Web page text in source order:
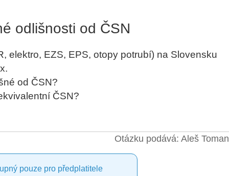
odlišnosti od ČSN
elektro, EZS, EPS, otopy potrubí) na Slovensku
od ČSN?
ČSN?
Otázku podává: Aleš Toman
pouze pro předplatitele